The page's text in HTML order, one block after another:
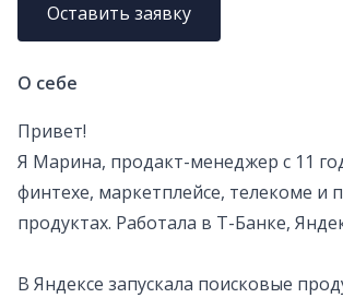
Оставить заявку
О себе
Привет!
Я Марина, продакт-менеджер с 11
финтехе, маркетплейсе, телекоме и
продуктах. Работала в Т-Банке,
В Яндексе запускала поисковые